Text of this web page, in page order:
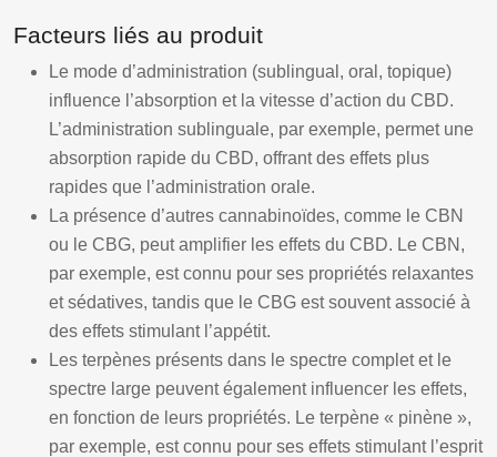
Facteurs liés au produit
Le mode d’administration (sublingual, oral, topique)
influence l’absorption et la vitesse d’action du CBD.
L’administration sublinguale, par exemple, permet une
absorption rapide du CBD, offrant des effets plus
rapides que l’administration orale.
La présence d’autres cannabinoïdes, comme le CBN
ou le CBG, peut amplifier les effets du CBD. Le CBN,
par exemple, est connu pour ses propriétés relaxantes
et sédatives, tandis que le CBG est souvent associé à
des effets stimulant l’appétit.
Les terpènes présents dans le spectre complet et le
spectre large peuvent également influencer les effets,
en fonction de leurs propriétés. Le terpène « pinène »,
par exemple, est connu pour ses effets stimulant l’esprit